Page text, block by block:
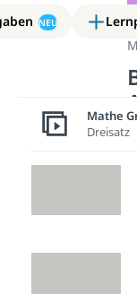
NEU
Mathe
Dreisatz